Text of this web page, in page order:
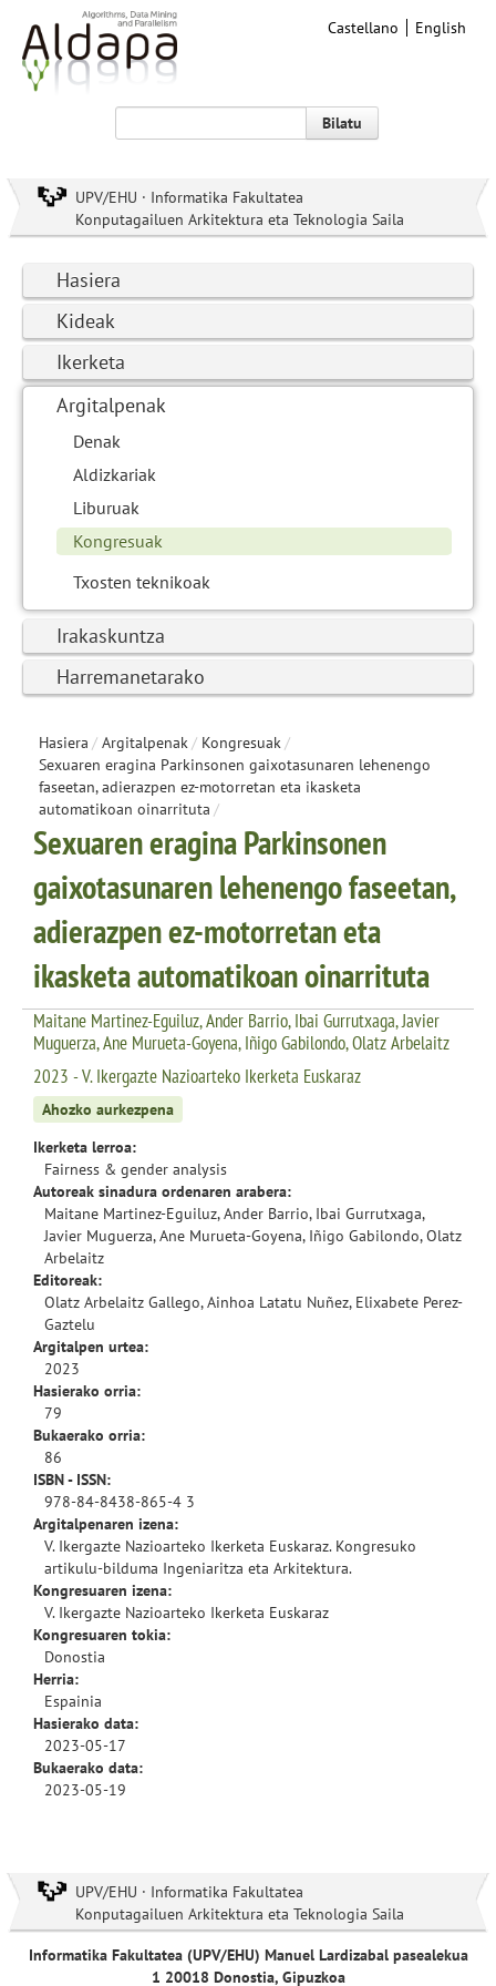
Castellano English
Bilatu
UPV/EHU · Informatika Fakultatea
Konputagailuen Arkitektura eta Teknologia Saila
Hasiera
Kideak
Ikerketa
Argitalpenak
Denak
Aldizkariak
Liburuak
Kongresuak
Txosten teknikoak
Irakaskuntza
Harremanetarako
Hasiera / Argitalpenak/ Kongresuak/
Sexuaren eragina Parkinsonen gaixotasunaren lehenengo
faseetan, adierazpen ez-motorretan eta ikasketa
automatikoan oinarrituta /
Sexuaren eragina Parkinsonen
gaixotasunaren lehenengo faseetan,
adierazpen ez-motorretan eta
ikasketa automatikoan oinarrituta
Maitane Martinez-Eguiluz, Ander Barrio, Ibai Gurrutxaga, Javier
Muguerza, Ane Murueta-Goyena, Iñigo Gabilondo, Olatz Arbelaitz
2023 - V. Ikergazte Nazioarteko Ikerketa Euskaraz
Ahozko aurkezpena
Ikerketa lerroa:
Fairness & gender analysis
Autoreak sinadura ordenaren arabera:
Maitane Martinez-Eguiluz, Ander Barrio, Ibai Gurrutxaga,
Javier Muguerza, Ane Murueta-Goyena, Iñigo Gabilondo, Olatz
Arbelaitz
Editoreak:
Olatz Arbelaitz Gallego, Ainhoa Latatu Nuñez, Elixabete Perez-
Gaztelu
Argitalpen urtea:
2023
Hasierako orria:
79
Bukaerako orria:
86
ISBN - ISSN:
978-84-8438-865-4 3
Argitalpenaren izena:
V. Ikergazte Nazioarteko Ikerketa Euskaraz. Kongresuko
artikulu-bilduma Ingeniaritza eta Arkitektura.
Kongresuaren izena:
V. Ikergazte Nazioarteko Ikerketa Euskaraz
Kongresuaren tokia:
Donostia
Herria:
Espainia
Hasierako data:
2023-05-17
Bukaerako data:
2023-05-19
UPV/EHU · Informatika Fakultatea
Konputagailuen Arkitektura eta Teknologia Saila
Informatika Fakultatea (UPV/EHU) Manuel Lardizabal pasealekua
1 20018 Donostia, Gipuzkoa